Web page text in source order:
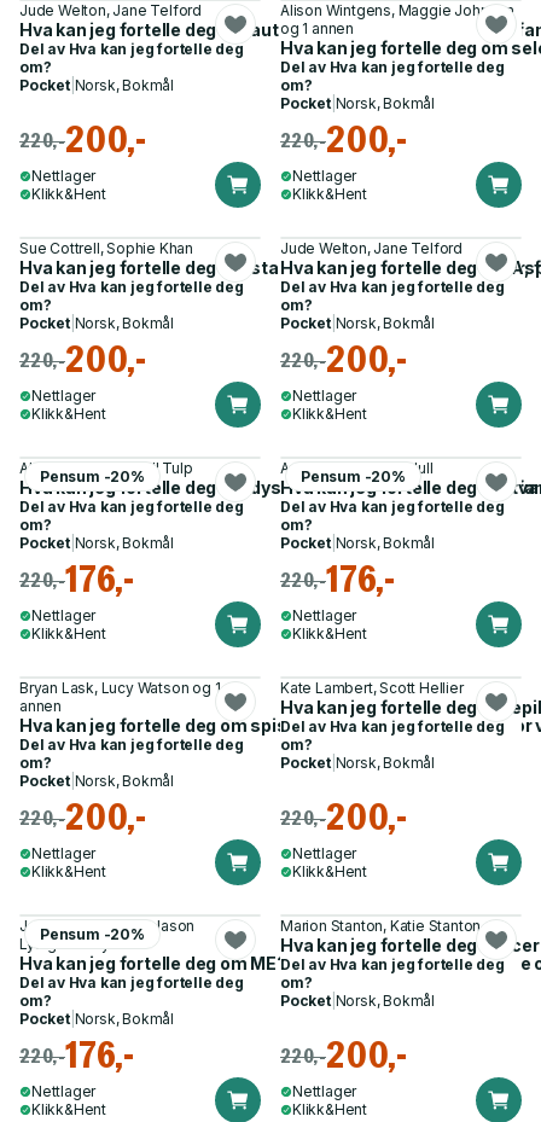
Jude Welton, Jane Telford
Hva kan jeg fortelle deg om autisme? - en guide for venner,
Del av Hva kan jeg fortelle deg
om?
Pocket| Norsk, Bokmål
220,-200,-
Nettlager
Klikk&Hent
Alison Wintgens, Maggie Johnson
og 1 annen
Hva kan jeg fortelle deg om
Del av Hva kan jeg fortelle deg
om?
Pocket| Norsk, Bokmål
220,-200,-
Nettlager
Klikk&Hent
Sue Cottrell, Sophie Khan
Hva kan jeg fortelle deg om stamming? - en guide for
Del av Hva kan jeg fortelle deg
om?
Pocket| Norsk, Bokmål
220,-200,-
Nettlager
Klikk&Hent
Jude Welton, Jane Telford
Hva kan jeg fortelle deg om
Del av Hva kan jeg fortelle deg
om?
Pocket| Norsk, Bokmål
220,-200,-
Nettlager
Klikk&Hent
Pensum -20%
Alan M. Hultquist, Bill Tulp
Hva kan jeg fortelle deg om dysleksi? - en guide for venner,
Del av Hva kan jeg fortelle deg
om?
Pocket| Norsk, Bokmål
220,-176,-
Nettlager
Klikk&Hent
Pensum -20%
Amita Jassi, Sarah Hull
Hva kan jeg fortelle deg om
Del av Hva kan jeg fortelle deg
om?
Pocket| Norsk, Bokmål
220,-176,-
Nettlager
Klikk&Hent
Bryan Lask, Lucy Watson og 1
annen
Hva kan jeg fortelle deg om spiseforstyrrelser? - en guide
Del av Hva kan jeg fortelle deg
om?
Pocket| Norsk, Bokmål
220,-200,-
Nettlager
Klikk&Hent
Kate Lambert, Scott Hellier
Hva kan jeg fortelle deg om
Del av Hva kan jeg fortelle deg
om?
Pocket| Norsk, Bokmål
220,-200,-
Nettlager
Klikk&Hent
Pensum -20%
Jacqueline Rayner, Jason
Lythgoe-Hay
Hva kan jeg fortelle deg om ME? - en guide for venner, familie
Del av Hva kan jeg fortelle deg
om?
Pocket| Norsk, Bokmål
220,-176,-
Nettlager
Klikk&Hent
Marion Stanton, Katie Stanton
Hva kan jeg fortelle deg om
Del av Hva kan jeg fortelle deg
om?
Pocket| Norsk, Bokmål
220,-200,-
Nettlager
Klikk&Hent